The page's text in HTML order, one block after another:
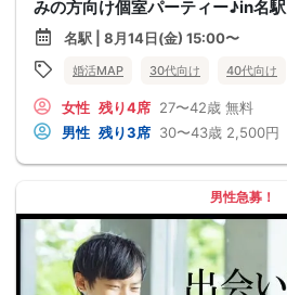
みの方向け個室パーティー♪in名駅
名駅 | 8月14日(金) 15:00〜
婚活MAP 30代向け 40代向け
女性 残り4席 27〜42歳 無料
男性 残り3席 30〜43歳 2,500円
男性急募！